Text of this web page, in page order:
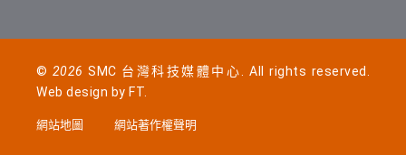
© 2026 SMC 台灣科技媒體中心. All rights reserved.
Web design by FT
網站地圖 網站著作權聲明